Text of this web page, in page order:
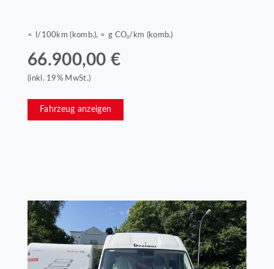
≈ l/100km (komb.), ≈ g CO₂/km (komb.)
66.900,00 €
(inkl. 19% MwSt.)
Fahrzeug anzeigen